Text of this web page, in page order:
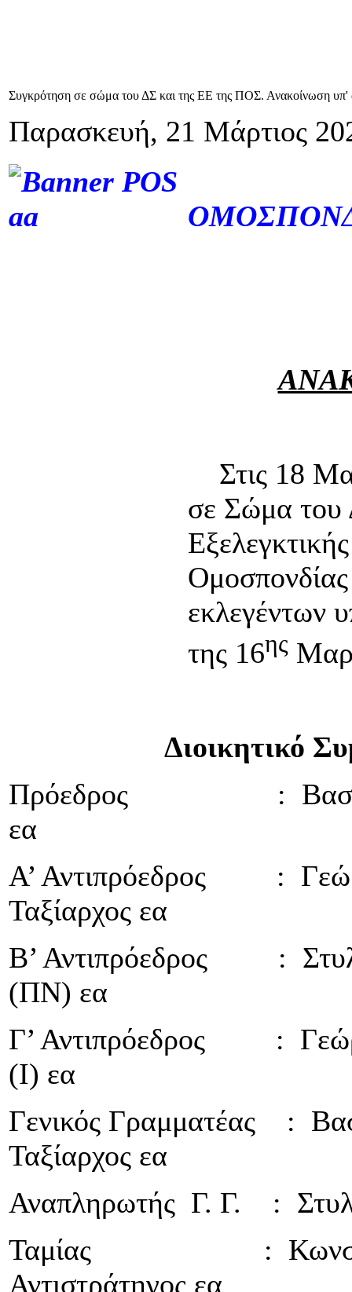
Συγκρότηση σε σώμα του ΔΣ και της ΕΕ της ΠΟΣ. Ανακοίνωση υπ'
Παρασκευή, 21 Μάρτιος
Στις 18
σε Σώμα του
εκλεγέντων
της 16ης
Διοικητικό
Πρόεδρος :
εα
Α’ Αντιπρόεδρος :
Ταξίαρχος εα
Β’ Αντιπρόεδρος :
(ΠΝ) εα
Γ’ Αντιπρόεδρος :
(Ι) εα
Γενικός Γραμματέας :
Ταξίαρχος εα
Αναπληρωτής Γ. Γ. :
Ταμίας :
Αντιστράτηγος εα